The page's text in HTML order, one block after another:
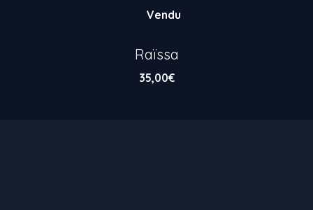
Vendu
Raïssa
35,00€